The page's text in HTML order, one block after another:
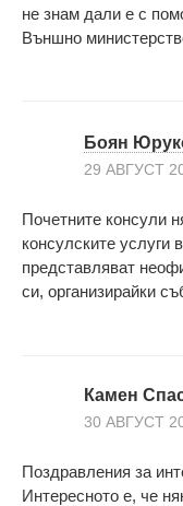
не знам дали е с
Външно
Боян
29 АВГУСТ
Почетните консули
консулските услуги
представляват
си, организирайки
Камен
30 АВГУСТ
Поздравления за
Интересното е, че